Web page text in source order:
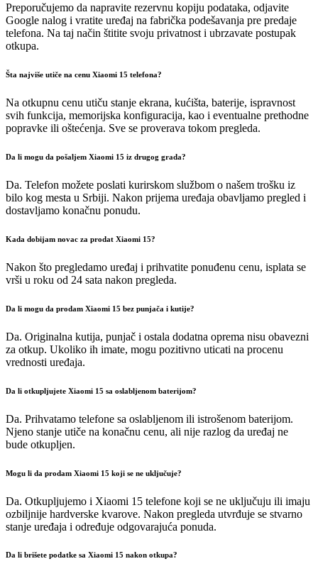
Preporučujemo da napravite rezervnu kopiju podataka, odjavite
Google nalog i vratite uređaj na fabrička podešavanja pre predaje
telefona. Na taj način štitite svoju privatnost i ubrzavate postupak
otkupa.
Šta najviše utiče na cenu Xiaomi 15 telefona?
Na otkupnu cenu utiču stanje ekrana, kućišta, baterije, ispravnost
svih funkcija, memorijska konfiguracija, kao i eventualne prethodne
popravke ili oštećenja. Sve se proverava tokom pregleda.
Da li mogu da pošaljem Xiaomi 15 iz drugog grada?
Da. Telefon možete poslati kurirskom službom o našem trošku iz
bilo kog mesta u Srbiji. Nakon prijema uređaja obavljamo pregled i
dostavljamo konačnu ponudu.
Kada dobijam novac za prodat Xiaomi 15?
Nakon što pregledamo uređaj i prihvatite ponuđenu cenu, isplata se
vrši u roku od 24 sata nakon pregleda.
Da li mogu da prodam Xiaomi 15 bez punjača i kutije?
Da. Originalna kutija, punjač i ostala dodatna oprema nisu obavezni
za otkup. Ukoliko ih imate, mogu pozitivno uticati na procenu
vrednosti uređaja.
Da li otkupljujete Xiaomi 15 sa oslabljenom baterijom?
Da. Prihvatamo telefone sa oslabljenom ili istrošenom baterijom.
Njeno stanje utiče na konačnu cenu, ali nije razlog da uređaj ne
bude otkupljen.
Mogu li da prodam Xiaomi 15 koji se ne uključuje?
Da. Otkupljujemo i Xiaomi 15 telefone koji se ne uključuju ili imaju
ozbiljnije hardverske kvarove. Nakon pregleda utvrđuje se stvarno
stanje uređaja i određuje odgovarajuća ponuda.
Da li brišete podatke sa Xiaomi 15 nakon otkupa?